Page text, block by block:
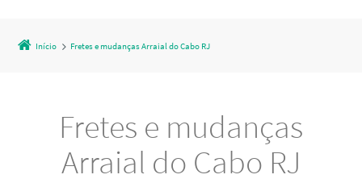
Início Fretes e mudanças Arraial do Cabo RJ
Fretes e mudanças
Arraial do Cabo RJ